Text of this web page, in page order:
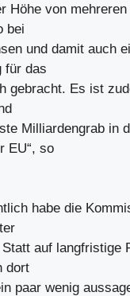
Höhe von
bei
und damit auch
für das
gebracht. Es ist
Milliardengrab in
EU“, so
habe die
auf langfristige
dort
paar wenig